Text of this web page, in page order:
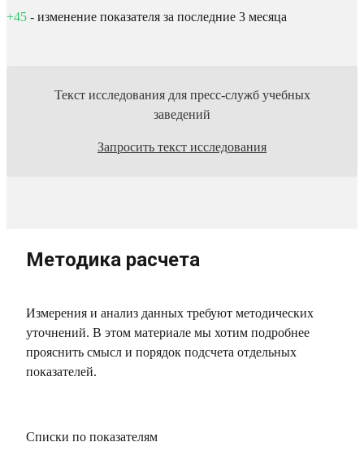
+45 - изменение показателя за последние 3 месяца
Текст исследования для пресс-служб учебных
заведений
Запросить текст исследования
Методика расчета
Измерения и анализ данных требуют методических
уточнений. В этом материале мы хотим подробнее
прояснить смысл и порядок подсчета отдельных
показателей.
Списки по показателям